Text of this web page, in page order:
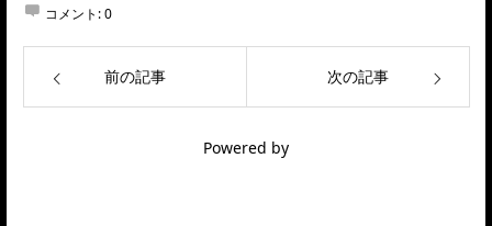
コメント:0
前の記事 次の記事
Powered by